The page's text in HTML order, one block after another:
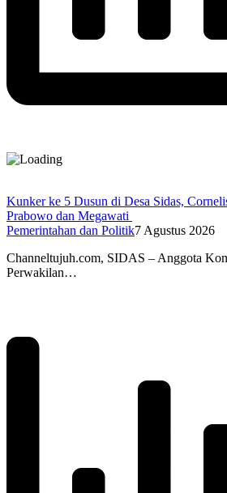
Kunker ke 5 Dusun di Desa Sidas,
Prabowo dan Megawati
Pemerintahan dan Politik7 Agustus 2026
Channeltujuh.com, SIDAS – Anggota
Perwakilan…